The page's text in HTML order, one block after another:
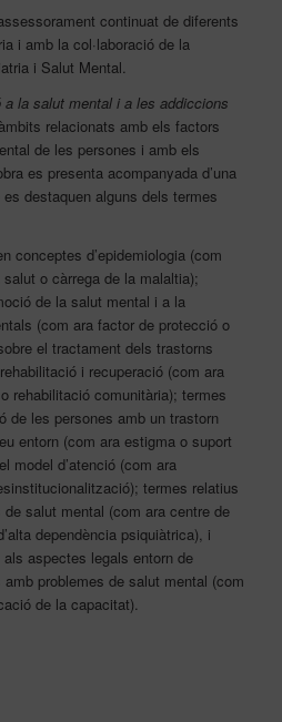
continuat de diferents
i amb la col·laboració de la
i Salut Mental.
a la salut mental i a les addiccions
relacionats amb els factors
de les persones i amb els
es presenta acompanyada d’una
destaquen alguns dels termes
conceptes d’epidemiologia (com
o càrrega de la malaltia);
de la salut mental i a la
(com ara factor de protecció o
el tractament dels trastorns
i recuperació (com ara
rehabilitació comunitària); termes
de les persones amb un trastorn
entorn (com ara estigma o suport
model d’atenció (com ara
termes relatius
salut mental (com ara centre de
dependència psiquiàtrica), i
aspectes legals entorn de
problemes de salut mental (com
de la capacitat).